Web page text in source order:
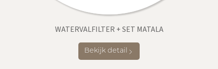
WATERVALFILTER + SET MATALA
Bekijk detail